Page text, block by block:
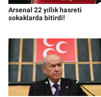
Arsenal 22 yıllık hasreti
sokaklarda bitirdi!